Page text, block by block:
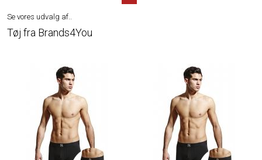
Se vores udvalg af..
Tøj fra Brands4You